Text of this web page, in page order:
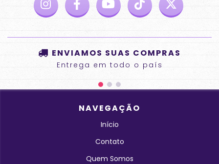
ENVIAMOS SUAS COMPRAS
Entrega em todo o país
NAVEGAÇÃO
Início
Contato
Quem Somos